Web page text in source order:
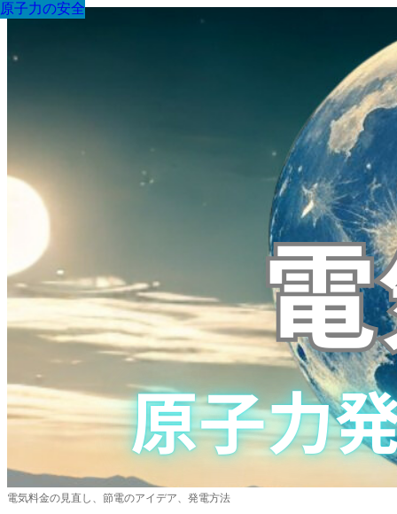
電気料金の見直し、節電のアイデア、発電方法
原子力の安全
原子力の安全
原子力の安全
原子力の安全
原子力の安全
原子力の安全
原子力の安全
原子力の安全
原子力の安全